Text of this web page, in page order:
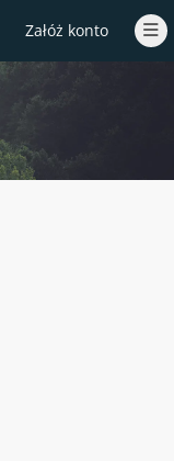
Załóż konto